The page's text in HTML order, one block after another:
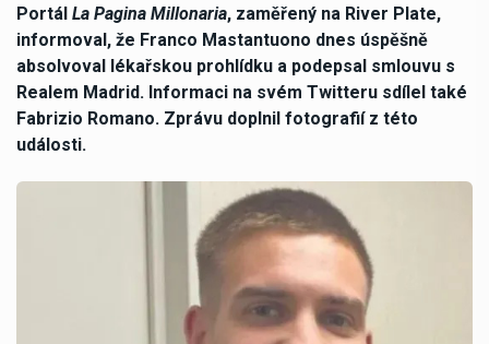
Portál La Pagina Millonaria, zaměřený na River Plate,
informoval, že Franco Mastantuono dnes úspěšně
absolvoval lékařskou prohlídku a podepsal smlouvu s
Realem Madrid. Informaci na svém Twitteru sdílel také
Fabrizio Romano. Zprávu doplnil fotografií z této
události.